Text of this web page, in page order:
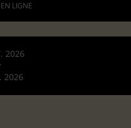
LIGNE
2026
2026